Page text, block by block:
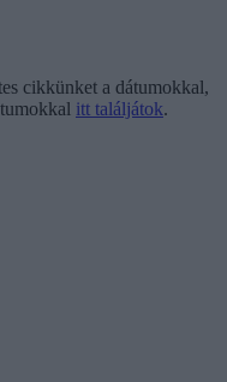
cikkünket a dátumokkal,
itt találjátok.